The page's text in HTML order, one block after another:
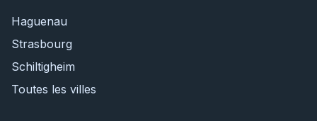
Haguenau
Strasbourg
Schiltigheim
Toutes les villes